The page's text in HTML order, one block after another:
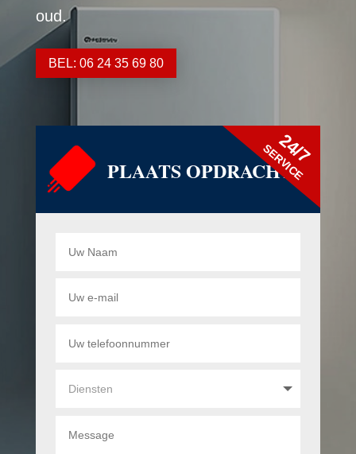
oud.
BEL: 06 24 35 69 80
PLAATS OPDRACHT
24/7
SERVICE